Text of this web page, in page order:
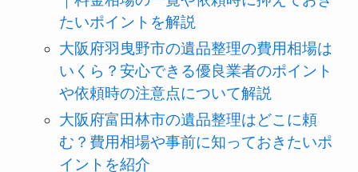
たいポイントを解説
大阪府羽曳野市の遺品整理の費用相場は
いくら？安心できる優良業者のポイント
や依頼時の注意点について解説
大阪府富田林市の遺品整理はどこに頼
む？費用相場や事前に知っておきたいポ
イントを紹介